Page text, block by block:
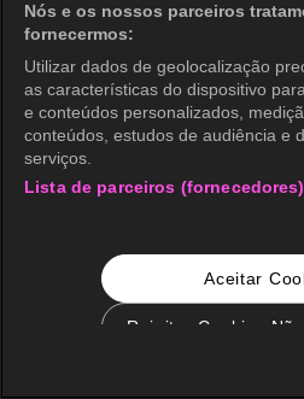
Nós e os nossos parceiros
fornecermos:
Utilizar dados de geolocalização
as características do dispositivo
e conteúdos personalizados,
conteúdos, estudos de audiência e
serviços.
Lista de parceiros (fornecedores)
Aceitar
Rejeitar Cookies